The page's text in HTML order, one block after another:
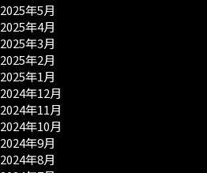
2025年5月
2025年4月
2025年3月
2025年2月
2025年1月
2024年12月
2024年11月
2024年10月
2024年9月
2024年8月